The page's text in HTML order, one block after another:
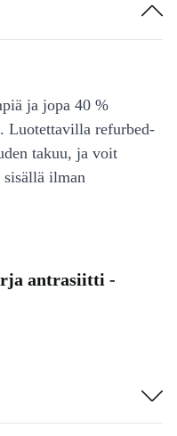
ja jopa 40 %
Luotettavilla refurbed-
takuu, ja voit
sisällä ilman
antrasiitti -